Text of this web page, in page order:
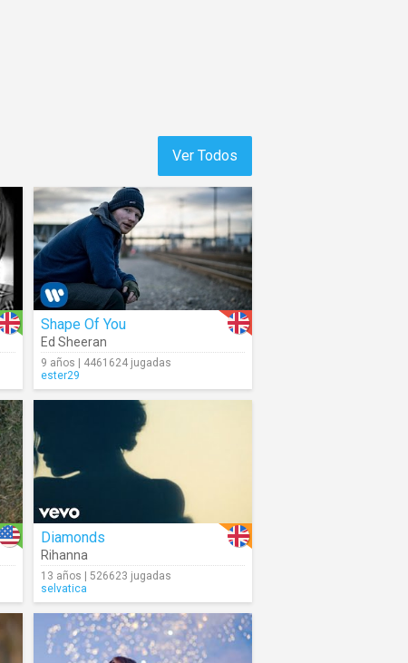
Ver Todos
Shape Of You
Ed Sheeran
9 años | 4461624 jugadas
ester29
Diamonds
Rihanna
13 años | 526623 jugadas
selvatica